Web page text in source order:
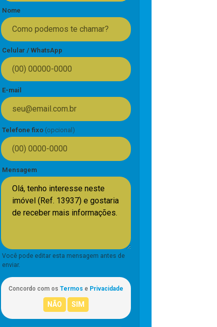
Nome
Celular / WhatsApp
E-mail
Telefone fixo (opcional)
Mensagem
Você pode editar esta mensagem antes de
enviar.
Concordo com os Termos e Privacidade